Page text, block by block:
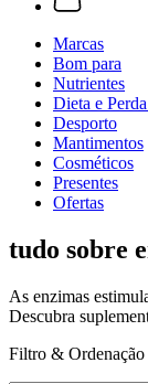
Marcas
Bom para
Nutrientes
Dieta e
Desporto
Mantimentos
Cosméticos
Presentes
Ofertas
tudo sobre
As enzimas
Descubra
Filtro & Ordenação